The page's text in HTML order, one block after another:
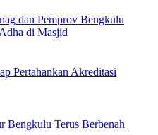
dan Pemprov Bengkulu
di Masjid
Pertahankan Akreditasi
Bengkulu Terus Berbenah